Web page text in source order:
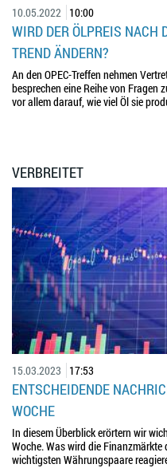
10.05.2022 10:00
WIRD DER ÖLPREIS NACH
TREND ÄNDERN?
An den OPEC-Treffen nehmen
besprechen eine Reihe von Fragen
vor allem darauf, wie viel Öl sie
VERBREITET
15.03.2023 17:53
ENTSCHEIDENDE
WOCHE
In diesem Überblick erörtern wir
Woche. Was wird die
wichtigsten Währungspaare